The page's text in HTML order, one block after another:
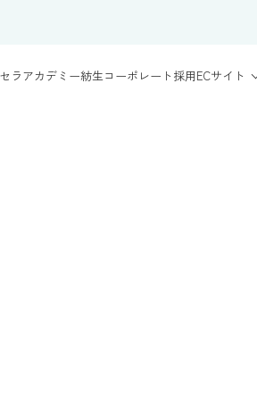
ラアカデミー紡生コーポレート採用ECサイト